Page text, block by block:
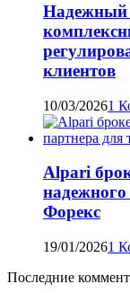
Надежный
клиентов
10/03/20261
Alpari
Форекс
19/01/20261
Последние